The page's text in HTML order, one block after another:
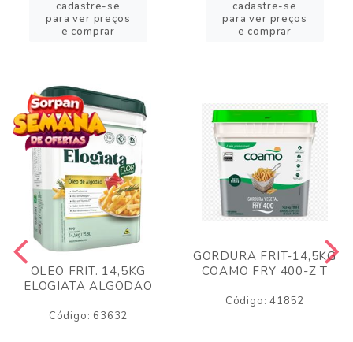
cadastre-se
para ver preços
e comprar
cadastre-se
para ver preços
e comprar
OLEO FRIT. 14,5KG
ELOGIATA ALGODAO
Código: 63632
GORDURA FRIT-14,5KG
COAMO FRY 400-Z T
Código: 41852